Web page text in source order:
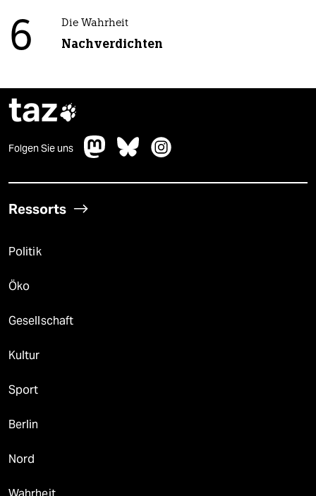
6 Die Wahrheit
Nachverdichten
taz
Folgen Sie uns
Ressorts
Politik
Öko
Gesellschaft
Kultur
Sport
Berlin
Nord